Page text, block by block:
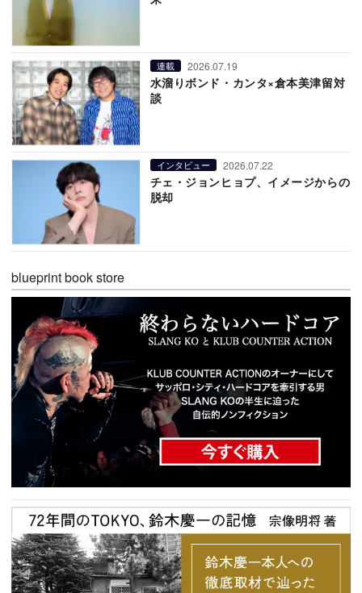
連載 2026.07.19
水溜りボンド・カンタ×倉本美津留対
談
インタビュー 2026.07.22
チェ・ジョンヒョプ、イメージからの
脱却
blueprint book store